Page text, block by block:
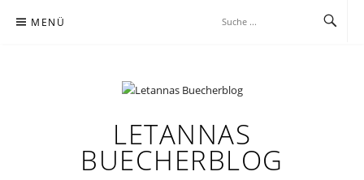
Inhalt MENÜ
LETANNAS
BUECHERBLOG